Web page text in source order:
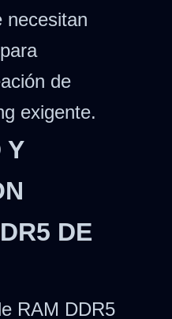
necesitan
de
exigente.
Y
DE
RAM DDR5